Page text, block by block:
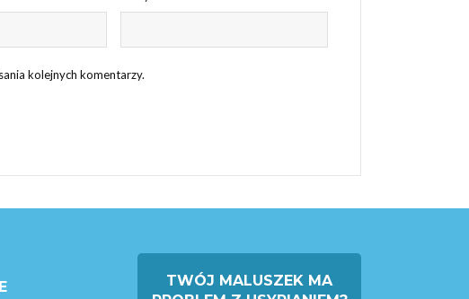
kolejnych komentarzy.
TWÓJ MALUSZEK MA